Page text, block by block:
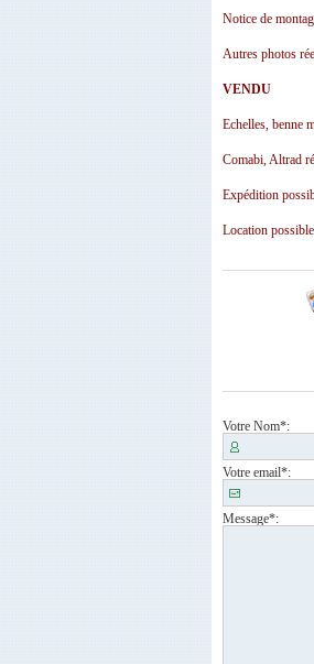
Notice de
Autres photos
VENDU
Echelles, benne
Comabi, Altrad
Expédition
Location
Votre Nom*:
Votre email*:
Message*: